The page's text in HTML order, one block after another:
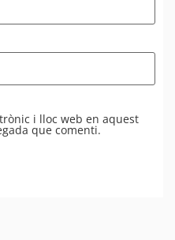
i lloc web en aquest
que comenti.